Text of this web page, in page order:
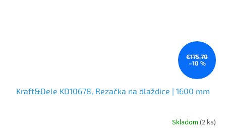
€175,70
–10 %
Kraft&Dele KD10678, Rezačka na dlaždice | 1600 mm
Skladom (2 ks)